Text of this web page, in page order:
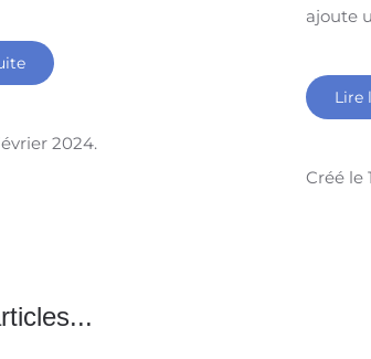
2024.
ajoute
Lire
Créé le